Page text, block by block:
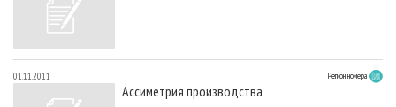
01.11.2011 Регион номера
Ассиметрия производства